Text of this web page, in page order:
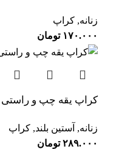
زنانه, کراپ
۱۷۰.۰۰۰ تومان
کراپ یقه چپ و راستی با
زنانه, آستین بلند, کراپ
۲۸۹.۰۰۰ تومان